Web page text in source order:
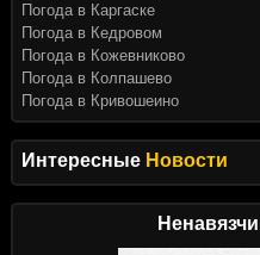
Интересные Новости
Погода в Каргаске
Погода в Кедровом
Погода в Кожевниково
Погода в Колпашево
Погода в Кривошеино